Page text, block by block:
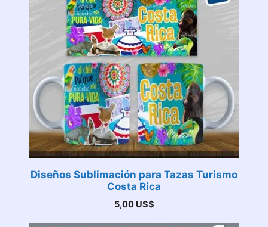
Diseños Sublimación para Tazas Turismo
Costa Rica
5,00 US$